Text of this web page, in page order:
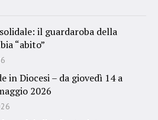
il guardaroba della
“abito”
in Diocesi – da giovedì 14 a
2026